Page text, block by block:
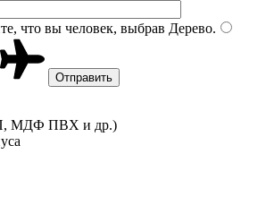
что вы человек, выбрав Дерево.
МДФ ПВХ и др.)